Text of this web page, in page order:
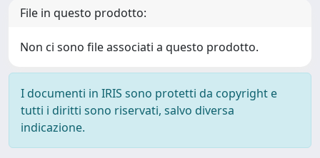
File in questo prodotto:
Non ci sono file associati a questo prodotto.
I documenti in IRIS sono protetti da copyright e
tutti i diritti sono riservati, salvo diversa
indicazione.